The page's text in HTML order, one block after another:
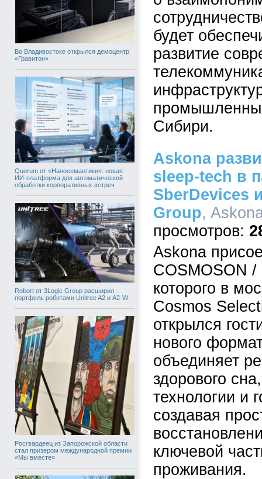
Во Владивостоке открылся демоцентр
«Гравитон»
Quorum от «Наносемантики»: новая
ИИ-платформа для автоматической
обработки корпоративных встреч
Robort от 3Logic Group расширил
портфель роботами Unitree A2 и A2-W
Росгвардеец из Запорожской области
стал призером международной премии
«Мы вместе»
будет
развитие
Сибири.
Askona
sleep-tech в
SberDevices
Group,
Askona
COSMOSON
которого в
Cosmos
открылся
нового
объединяет
здорового
технологии и
создавая
ключевой
проживания.